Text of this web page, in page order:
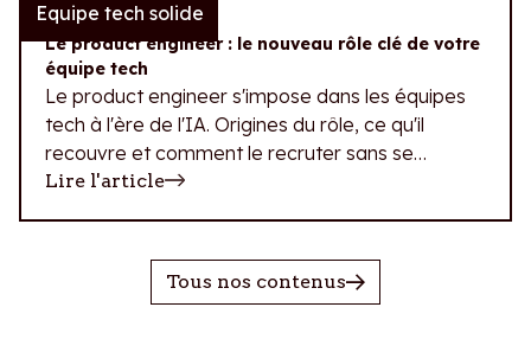
Equipe tech solide
10.07.2026
Le product engineer : le nouveau rôle clé de votre
équipe tech
Le product engineer s'impose dans les équipes
tech à l'ère de l'IA. Origines du rôle, ce qu'il
recouvre et comment le recruter sans se
tromper de profil.
Lire l'article
Tous nos contenus